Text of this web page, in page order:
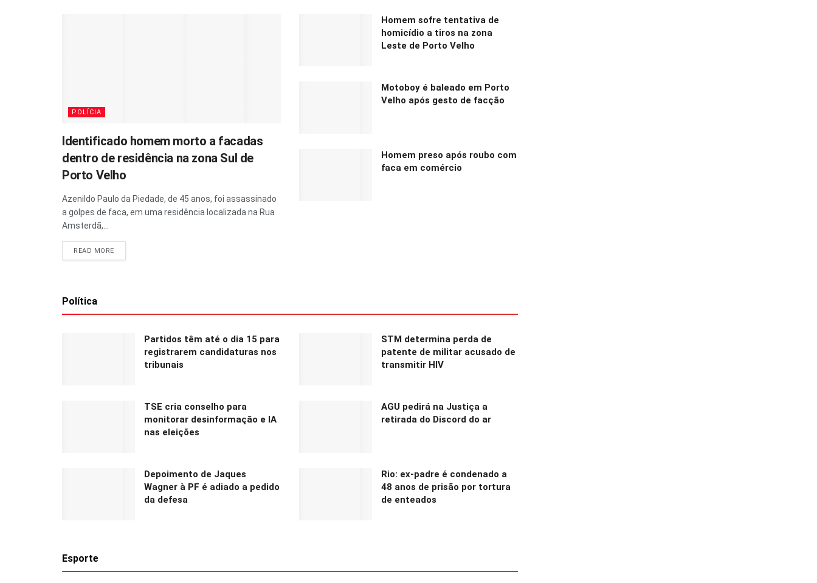
POLÍCIA
Identificado homem morto a facadas
dentro de residência na zona Sul de
Porto Velho
Azenildo Paulo da Piedade, de 45 anos, foi assassinado
a golpes de faca, em uma residência localizada na Rua
Amsterdã,...
READ MORE
Homem sofre tentativa de
homicídio a tiros na zona
Leste de Porto Velho
Motoboy é baleado em Porto
Velho após gesto de facção
Homem preso após roubo com
faca em comércio
Política
Partidos têm até o dia 15 para
registrarem candidaturas nos
tribunais
STM determina perda de
patente de militar acusado de
transmitir HIV
TSE cria conselho para
monitorar desinformação e IA
nas eleições
AGU pedirá na Justiça a
retirada do Discord do ar
Depoimento de Jaques
Wagner à PF é adiado a pedido
da defesa
Rio: ex-padre é condenado a
48 anos de prisão por tortura
de enteados
Esporte